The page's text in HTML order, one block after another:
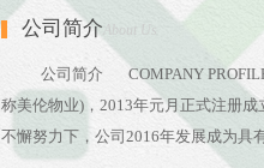
公司简介 About Us
公司简介 COMPANY
称美伦物业)，2013年元月正式注册
不懈努力下，公司2016年发展成为具